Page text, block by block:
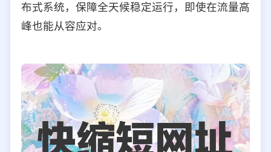
布式系统，保障全天候稳定运行，即使在流量高
峰也能从容应对。